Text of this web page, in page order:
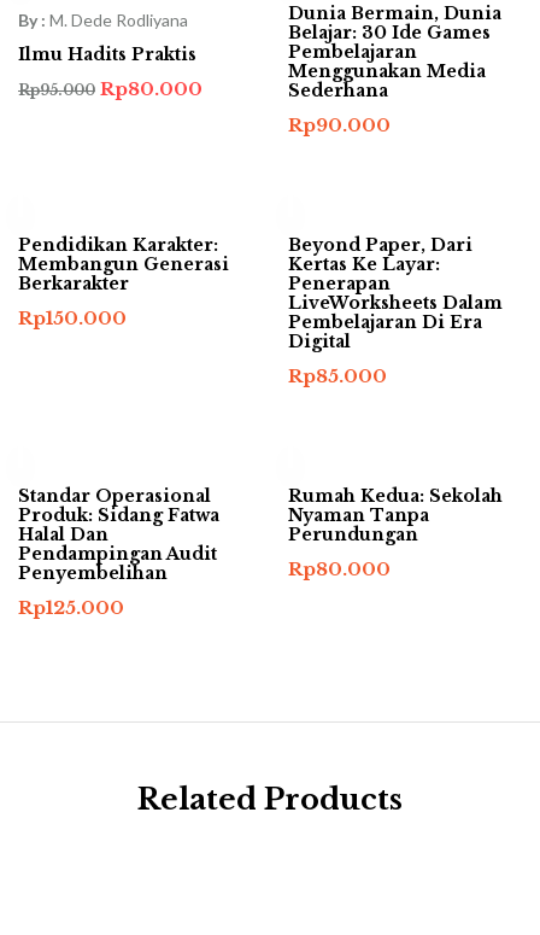
By : M. Dede Rodliyana
Ilmu Hadits Praktis
Rp95.000 Harga
aslinya
Rp80.000
Dunia Bermain, Dunia
Belajar: 30 Ide Games
Pembelajaran
Menggunakan Media
Sederhana
Rp90.000
Pendidikan Karakter:
Membangun Generasi
Berkarakter
Rp150.000
Beyond Paper, Dari
Kertas Ke Layar:
Penerapan
LiveWorksheets Dalam
Pembelajaran Di Era
Digital
Rp85.000
Standar Operasional
Produk: Sidang Fatwa
Halal Dan
Pendampingan Audit
Penyembelihan
Rp125.000
Rumah Kedua: Sekolah
Nyaman Tanpa
Perundungan
Rp80.000
Related Products